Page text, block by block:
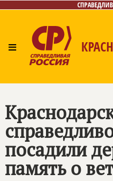
≡
посадили
память о